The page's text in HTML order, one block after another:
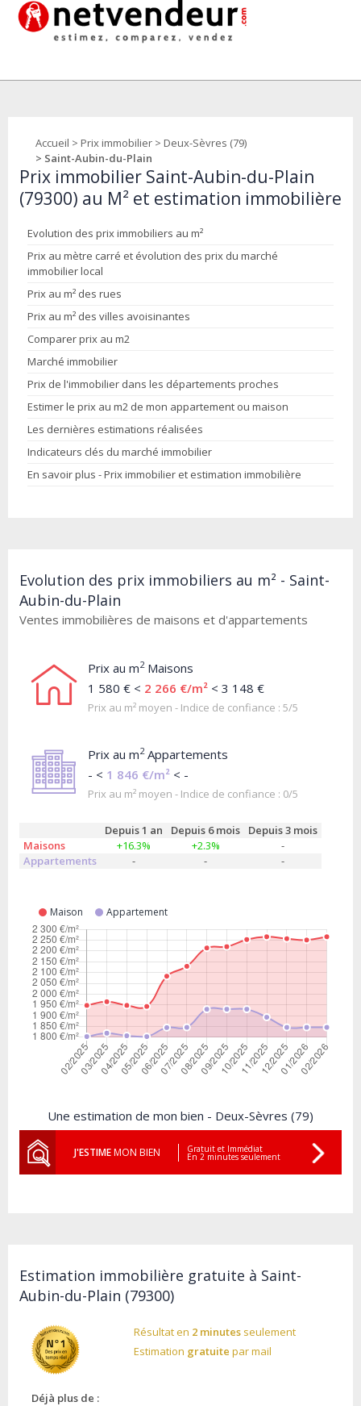
Accueil > Prix immobilier > Deux-Sèvres (79)
> Saint-Aubin-du-Plain
Prix immobilier Saint-Aubin-du-Plain
(79300) au M² et estimation immobilière
Evolution des prix immobiliers au m²
Prix au mètre carré et évolution des prix du marché
immobilier local
Prix au m² des rues
Prix au m² des villes avoisinantes
Comparer prix au m2
Marché immobilier
Prix de l'immobilier dans les départements proches
Estimer le prix au m2 de mon appartement ou maison
Les dernières estimations réalisées
Indicateurs clés du marché immobilier
En savoir plus - Prix immobilier et estimation immobilière
Evolution des prix immobiliers au m² - Saint-
Aubin-du-Plain
Ventes immobilières de maisons et d'appartements
Prix au m2Maisons
1 580 € < 2 266 €/m² < 3 148 €
Prix au m² moyen - Indice de confiance : 5/5
Prix au m2Appartements
- < 1 846 €/m² < -
Prix au m² moyen - Indice de confiance : 0/5
Depuis 1 an Depuis 6 mois
Depuis 3 mois
Maisons
+16.3% +2.3%
-
Appartements
- - -
Maison Appartement
Une estimation de mon bien - Deux-Sèvres (79)
J'ESTIMEMON BIEN Gratuit et Immédiat
En 2 minutes seulement
Estimation immobilière gratuite à Saint-
Aubin-du-Plain (79300)
Résultat en 2 minutesseulement
Estimation gratuite par mail
Déjà plus de :